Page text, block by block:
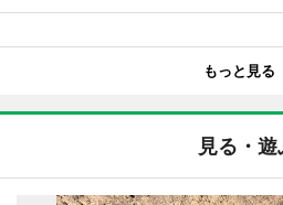
もっと見る
見る・遊